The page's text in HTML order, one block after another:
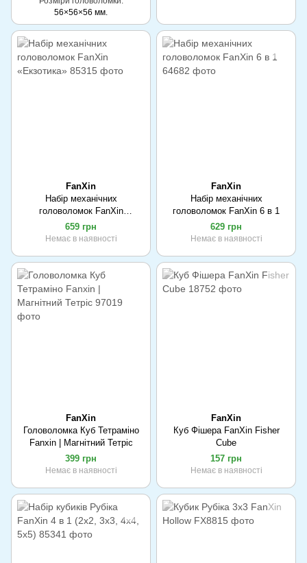
56×56×56 мм.
FanXin
Набір механічних
головоломок FanXin
«Екзотика»
659 грн
Немає в наявності
FanXin
Набір механічних
головоломок FanXin 6 в 1
629 грн
Немає в наявності
FanXin
Головоломка Куб Тетраміно
Fanxin | Магнітний Тетріс
399 грн
Немає в наявності
FanXin
Куб Фішера FanXin Fisher
Cube
157 грн
Немає в наявності